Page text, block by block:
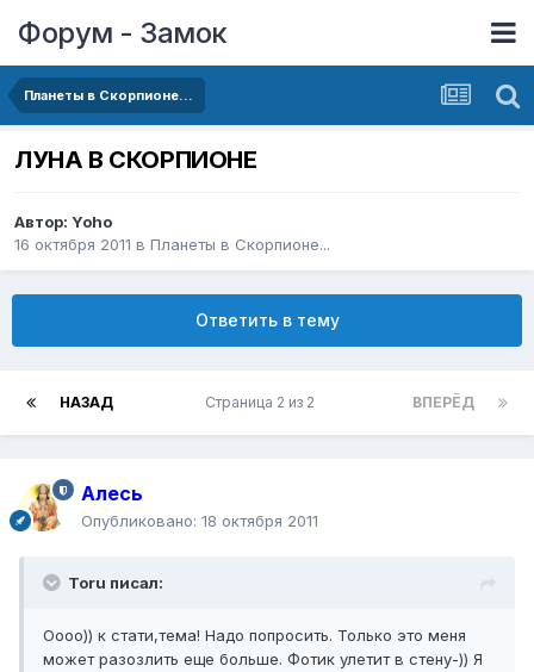
Форум - Замок
Планеты в Скорпионе...
ЛУНА В СКОРПИОНЕ
Автор: Yoho
16 октября 2011 в Планеты в Скорпионе...
Ответить в тему
НАЗАД ВПЕРЁД
Страница 2 из 2
Алесь
Опубликовано: 18 октября 2011
Toru писал:
Оооо)) к стати,тема! Надо попросить. Только это меня
может разозлить еще больше. Фотик улетит в стену-)) Я